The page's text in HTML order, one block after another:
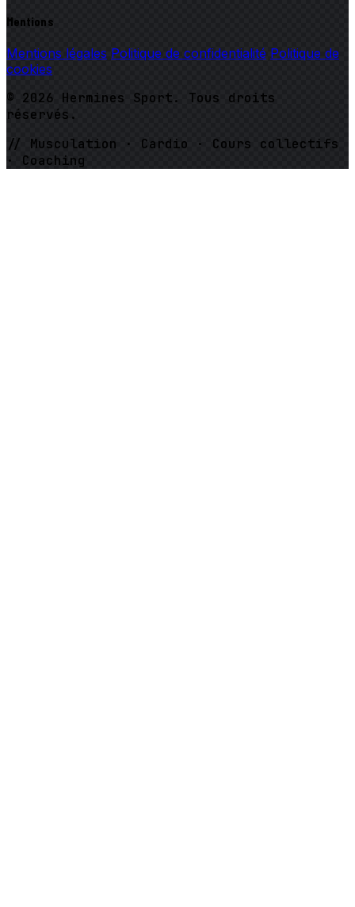
Mentions
Mentions légales Politique de confidentialité Politique de
cookies
© 2026 Hermines Sport. Tous droits
réservés.
// Musculation · Cardio · Cours collectifs
· Coaching